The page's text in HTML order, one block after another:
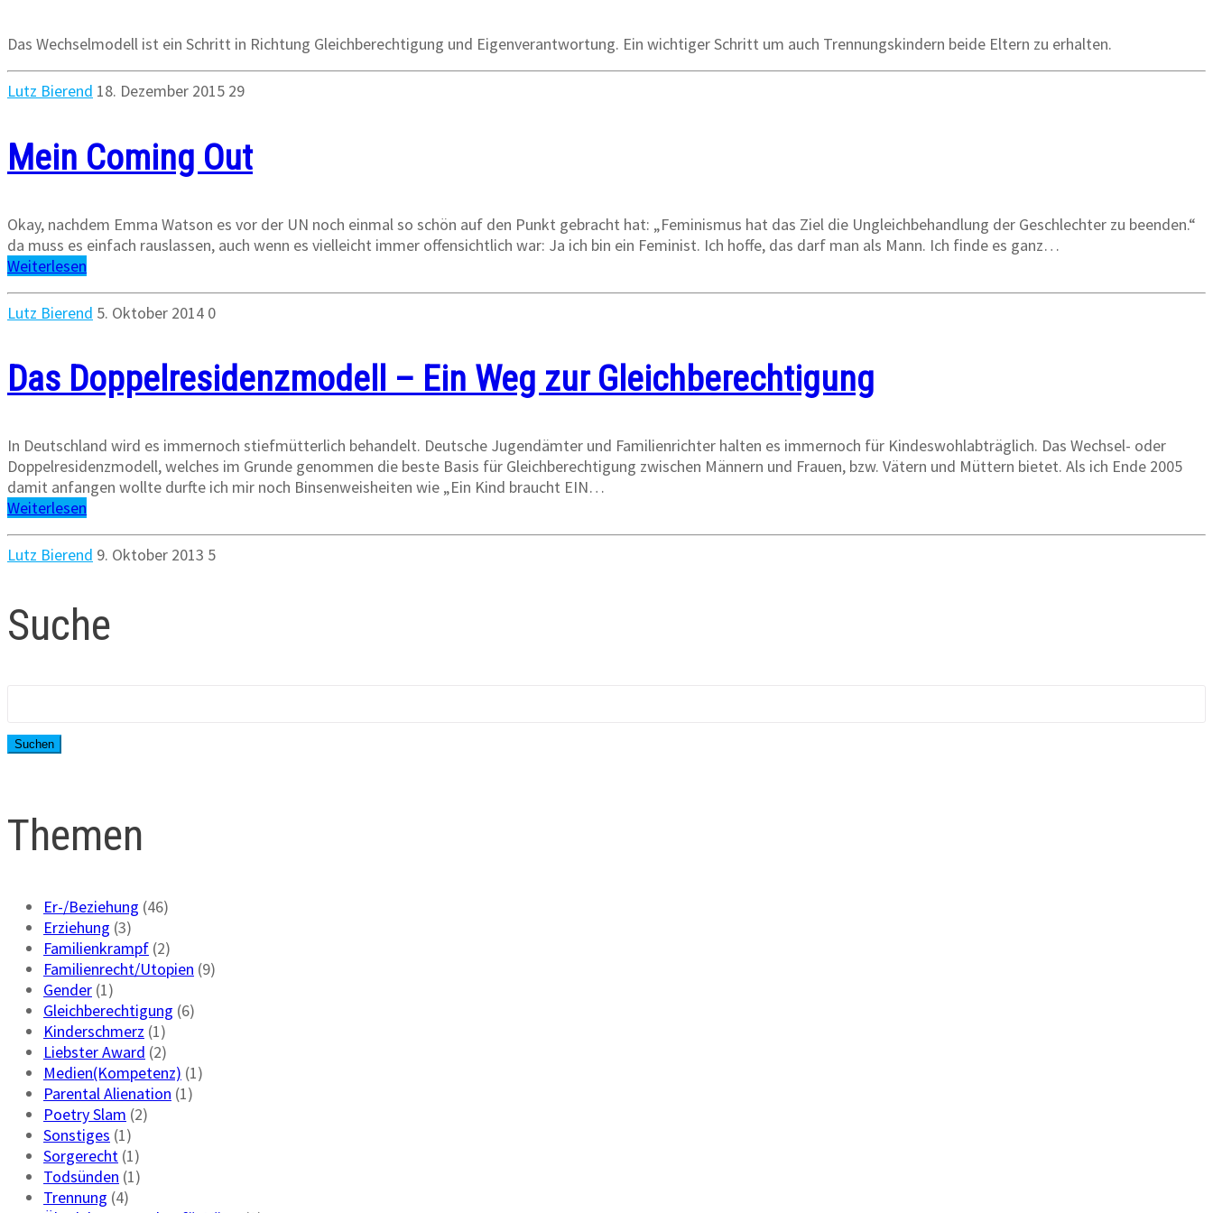
Das Wechselmodell ist ein Schritt in Richtung Gleichberechtigung und Eigenverantwortung. Ein wichtiger Schritt um auch Trennungskindern beide Eltern zu erhalten.
Lutz Bierend 18. Dezember 2015 29
Mein Coming Out
Okay, nachdem Emma Watson es vor der UN noch einmal so schön auf den Punkt gebracht hat: „Feminismus hat das Ziel die Ungleichbehandlung der Geschlechter zu beenden.“
da muss es einfach rauslassen, auch wenn es vielleicht immer offensichtlich war: Ja ich bin ein Feminist. Ich hoffe, das darf man als Mann. Ich finde es ganz…
Weiterlesen
Lutz Bierend 5. Oktober 2014 0
Das Doppelresidenzmodell – Ein Weg zur Gleichberechtigung
In Deutschland wird es immernoch stiefmütterlich behandelt. Deutsche Jugendämter und Familienrichter halten es immernoch für Kindeswohlabträglich. Das Wechsel- oder
Doppelresidenzmodell, welches im Grunde genommen die beste Basis für Gleichberechtigung zwischen Männern und Frauen, bzw. Vätern und Müttern bietet. Als ich Ende 2005
damit anfangen wollte durfte ich mir noch Binsenweisheiten wie „Ein Kind braucht EIN…
Weiterlesen
Lutz Bierend 9. Oktober 2013 5
Suche
Themen
Er-/Beziehung (46)
Erziehung (3)
Familienkrampf (2)
Familienrecht/Utopien (9)
Gender (1)
Gleichberechtigung (6)
Kinderschmerz (1)
Liebster Award (2)
Medien(Kompetenz) (1)
Parental Alienation (1)
Poetry Slam (2)
Sonstiges (1)
Sorgerecht (1)
Todsünden (1)
Trennung (4)